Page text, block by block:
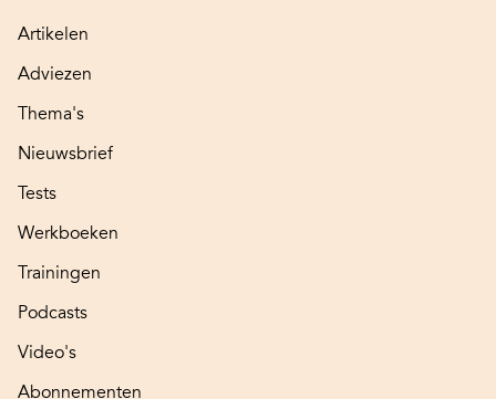
Artikelen
Adviezen
Thema's
Nieuwsbrief
Tests
Werkboeken
Trainingen
Podcasts
Video's
Abonnementen